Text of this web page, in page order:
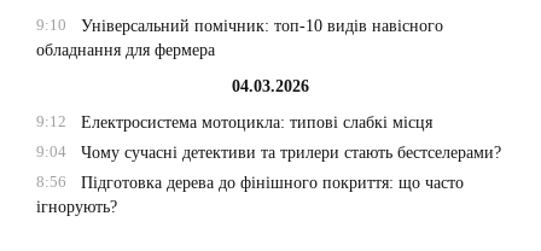
9:10
Універсальний помічник: топ-10 видів навісного
обладнання для фермера
04.03.2026
9:12
Електросистема мотоцикла: типові слабкі місця
9:04
Чому сучасні детективи та трилери стають бестселерами?
8:56
Підготовка дерева до фінішного покриття: що часто
ігнорують?